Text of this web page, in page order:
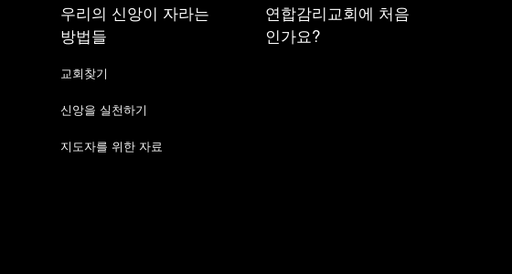
우리의 신앙이 자라는
방법들
교회찾기
신앙을 실천하기
지도자를 위한 자료
연합감리교회에 처음
인가요?